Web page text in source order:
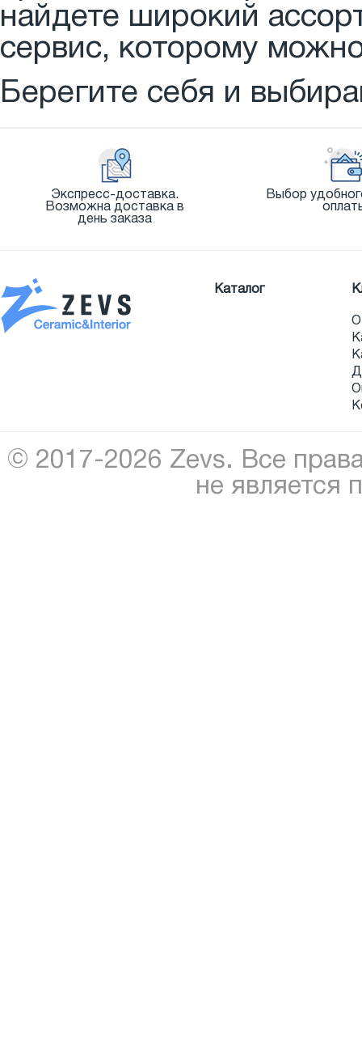
найдете широкий
сервис, которому
Берегите себя и
Экспресс-доставка.
Возможна доставка в
день заказа
Выбор
Каталог
О
© 2017-2026 Zevs. Все
не является